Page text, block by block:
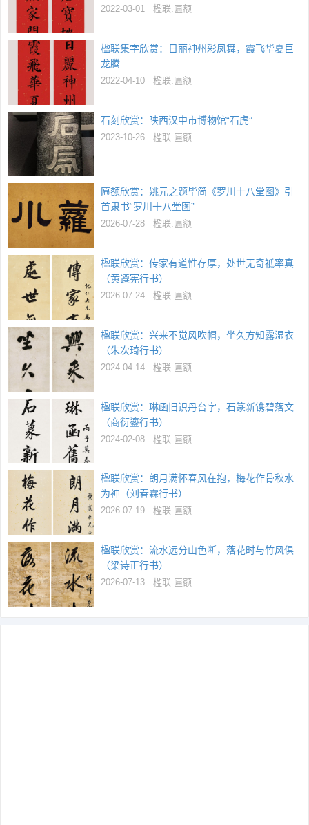
2022-03-01 楹联.匾额
楹联集字欣赏：日丽神州彩凤舞，霞飞华夏巨
龙腾
2022-04-10 楹联.匾额
石刻欣赏：陕西汉中市博物馆“石虎”
2023-10-26 楹联.匾额
匾额欣赏：姚元之题毕简《罗川十八堂图》引
首隶书“罗川十八堂图”
2026-07-28 楹联.匾额
楹联欣赏：传家有道惟存厚，处世无奇祗率真
（黄遵宪行书）
2026-07-24 楹联.匾额
楹联欣赏：兴来不觉风吹帽，坐久方知露湿衣
（朱次琦行书）
2024-04-14 楹联.匾额
楹联欣赏：琳函旧识丹台字，石篆新镌碧落文
（商衍鎏行书）
2024-02-08 楹联.匾额
楹联欣赏：朗月满怀春风在抱，梅花作骨秋水
为神（刘春霖行书）
2026-07-19 楹联.匾额
楹联欣赏：流水远分山色断，落花时与竹风俱
（梁诗正行书）
2026-07-13 楹联.匾额